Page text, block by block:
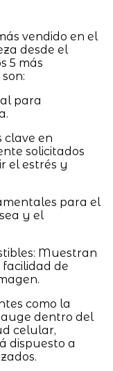
vendido en el
desde el
5 más
para
clave en
solicitados
el estrés y
para el
y el
Muestran
de
como la
auge dentro del
celular,
dispuesto a